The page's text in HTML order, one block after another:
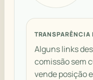
TRANSPARÊNCIA
Alguns links
comissão sem
vende posição